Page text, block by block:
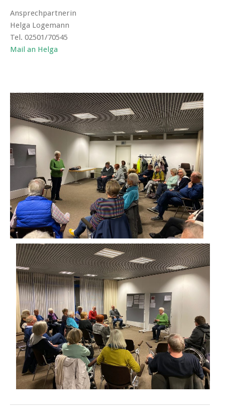
Ansprechpartnerin
Helga Logemann
Tel. 02501/70545
Mail an Helga